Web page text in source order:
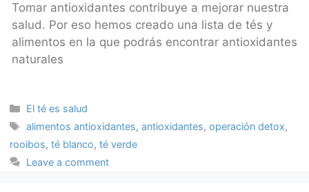
Tomar antioxidantes contribuye a mejorar nuestra
salud. Por eso hemos creado una lista de tés y
alimentos en la que podrás encontrar antioxidantes
naturales
Categories
El té es salud
Tags
alimentos antioxidantes, antioxidantes, operación detox,
rooibos,té blanco,té verde
Leave a comment